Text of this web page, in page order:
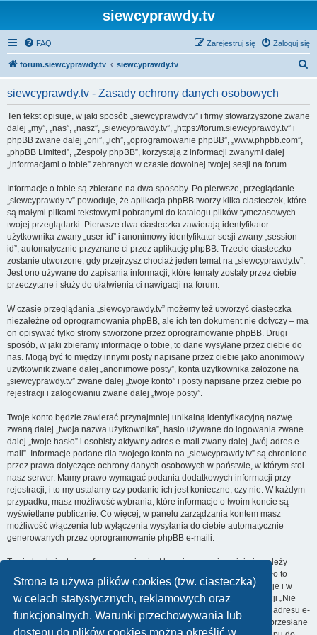
Strona ta używa plików cookies (tzw. ciasteczka)
w celach statystycznych, reklamowych oraz
funkcjonalnych. Warunki przechowywania lub
dostępu do plików cookies można określić w
siewcyprawdy.tv
FAQ Zaloguj się
Zarejestruj się
forum.siewcyprawdy.tv siewcyprawdy.tv
siewcyprawdy.tv - Zasady ochrony danych osobowych
Ten tekst opisuje, w jaki sposób „siewcyprawdy.tv” i firmy stowarzyszone zwane
dalej „my”, „nas”, „nasz”, „siewcyprawdy.tv”, „https://forum.siewcyprawdy.tv” i
phpBB zwane dalej „oni”, „ich”, „oprogramowanie phpBB”, „www.phpbb.com”,
„phpBB Limited”, „Zespoły phpBB”, korzystają z informacji zwanymi dalej
„informacjami o tobie” zebranych w czasie dowolnej twojej sesji na forum.
Informacje o tobie są zbierane na dwa sposoby. Po pierwsze, przeglądanie
„siewcyprawdy.tv” powoduje, że aplikacja phpBB tworzy kilka ciasteczek, które
są małymi plikami tekstowymi pobranymi do katalogu plików tymczasowych
twojej przeglądarki. Pierwsze dwa ciasteczka zawierają identyfikator
użytkownika zwany „user-id” i anonimowy identyfikator sesji zwany „session-
id”, automatycznie przyznane ci przez aplikację phpBB. Trzecie ciasteczko
zostanie utworzone, gdy przejrzysz chociaż jeden temat na „siewcyprawdy.tv”.
Jest ono używane do zapisania informacji, które tematy zostały przez ciebie
przeczytane i służy do ułatwienia ci nawigacji na forum.
W czasie przeglądania „siewcyprawdy.tv” możemy też utworzyć ciasteczka
niezależne od oprogramowania phpBB, ale ich ten dokument nie dotyczy – ma
on opisywać tylko strony stworzone przez oprogramowanie phpBB. Drugi
sposób, w jaki zbieramy informacje o tobie, to dane wysyłane przez ciebie do
nas. Mogą być to między innymi posty napisane przez ciebie jako anonimowy
użytkownik zwane dalej „anonimowe posty”, konta użytkownika założone na
„siewcyprawdy.tv” zwane dalej „twoje konto” i posty napisane przez ciebie po
rejestracji i zalogowaniu zwane dalej „twoje posty”.
Twoje konto będzie zawierać przynajmniej unikalną identyfikacyjną nazwę
zwaną dalej „twoja nazwa użytkownika”, hasło używane do logowania zwane
dalej „twoje hasło” i osobisty aktywny adres e-mail zwany dalej „twój adres e-
mail”. Informacje podane dla twojego konta na „siewcyprawdy.tv” są chronione
przez prawa dotyczące ochrony danych osobowych w państwie, w którym stoi
nasz serwer. Mamy prawo wymagać podania dodatkowych informacji przy
rejestracji, i to my ustalamy czy podanie ich jest konieczne, czy nie. W każdym
przypadku, masz możliwość wybrania, które informacje o twoim koncie są
wyświetlane publicznie. Co więcej, w panelu zarządzania kontem masz
możliwość włączenia lub wyłączenia wysyłania do ciebie automatycznie
generowanych przez oprogramowanie phpBB e-maili.
Twoje hasło jest zaszyfrowane, więc jest bezpieczne, niemniej nie należy
używać tego samego hasła na różnych witrynach internetowych. Hasło to
umożliwia dostęp do twojego konta na „siewcyprawdy.tv”, więc chroń je i w
żadnym wypadku nie podawajnikomu . Jeśli je zapomnisz, użyj funkcji „Nie
pamiętam hasła”. Witryna poprosi cię o podanie nazwy użytkownika i adresu e-
mail. Po podaniu tych danych zostanie wygenerowane nowe hasło i przesłane